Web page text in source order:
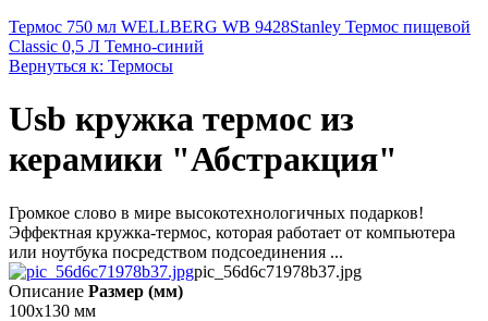
Термос 750 мл WELLBERG WB 9428Stanley Термос пищевой
Classic 0,5 Л Темно-синий
Вернуться к: Термосы
Usb кружка термос из
керамики "Абстракция"
Громкое слово в мире высокотехнологичных подарков!
Эффектная кружка-термос, которая работает от компьютера
или ноутбука посредством подсоединения ...
pic_56d6c71978b37.jpg
Описание Размер (мм)
100x130 мм